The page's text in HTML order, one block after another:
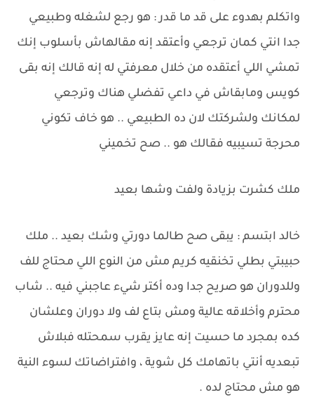
واتكلم بهدوء على قد ما قدر : هو رجع لشغله وطبيعي
جدا انتي كمان ترجعي وأعتقد إنه مقالهاش بأسلوب إنك
تمشي اللي أعتقده من خلال معرفتي له إنه قالك إنه بقى
كويس ومابقاش في داعي تفضلي هناك وترجعي
لمكانك ولشركتك لان ده الطبيعي .. هو خاف تكوني
محرجة تسيبيه فقالك هو .. صح تخميني
ملك كشرت بزيادة ولفت وشها بعيد
خالد ابتسم : يبقى صح طالما دورتي وشك بعيد .. ملك
حبيبتي بطلي تخنقيه كريم مش من النوع اللي محتاج للف
وللدوران هو صريح جدا وده أكتر شيء عاجبني فيه .. شاب
محترم وأخلاقه عالية ومش بتاع لف ولا دوران وعلشان
كده بمجرد ما حسيت إنه عايز يقرب سمحتله فبلاش
تبعديه أنتي باتهامك كل شوية ، وافتراضاتك لسوء النية
هو مش محتاج لده .